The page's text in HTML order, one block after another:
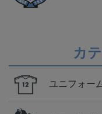
カ
ユニフォー